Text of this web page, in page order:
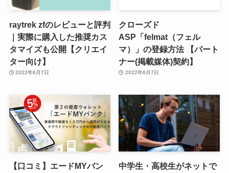
raytrek zfのレビューと評判
｜実際に購入した推奨カス
タマイズも公開【クリエイ
ター向け】
2022年6月7日
クローズド
ASP「felmat（フェル
マ）」の登録方法 【パート
ナー(掲載媒体)契約】
2022年6月7日
【口コミ】エードMYバン
中学生・高校生がネットで